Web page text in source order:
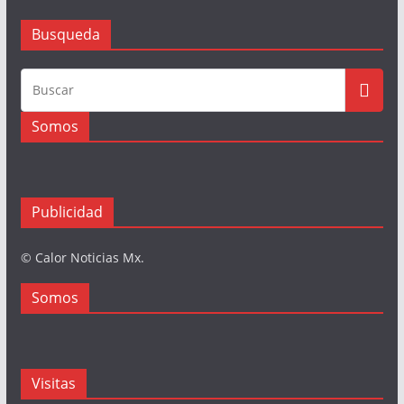
Busqueda
Somos
Publicidad
© Calor Noticias Mx.
Somos
Visitas